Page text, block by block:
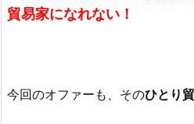
貿易家になれない！
今回のオファーも、そのひとり